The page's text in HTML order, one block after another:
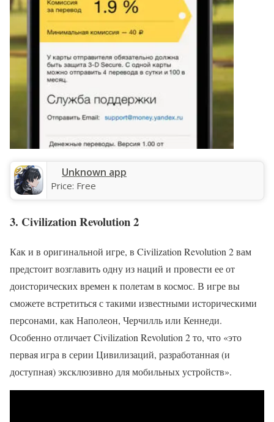
Unknown app
Price: Free
3. Civilization Revolution 2
Как и в оригинальной игре, в Civilization Revolution 2 вам
предстоит возглавить одну из наций и провести ее от
доисторических времен к полетам в космос. В игре вы
сможете встретиться с такими известными историческими
персонами, как Наполеон, Черчилль или Кеннеди.
Особенно отличает Civilization Revolution 2 то, что «это
первая игра в серии Цивилизаций, разработанная (и
доступная) эксклюзивно для мобильных устройств».